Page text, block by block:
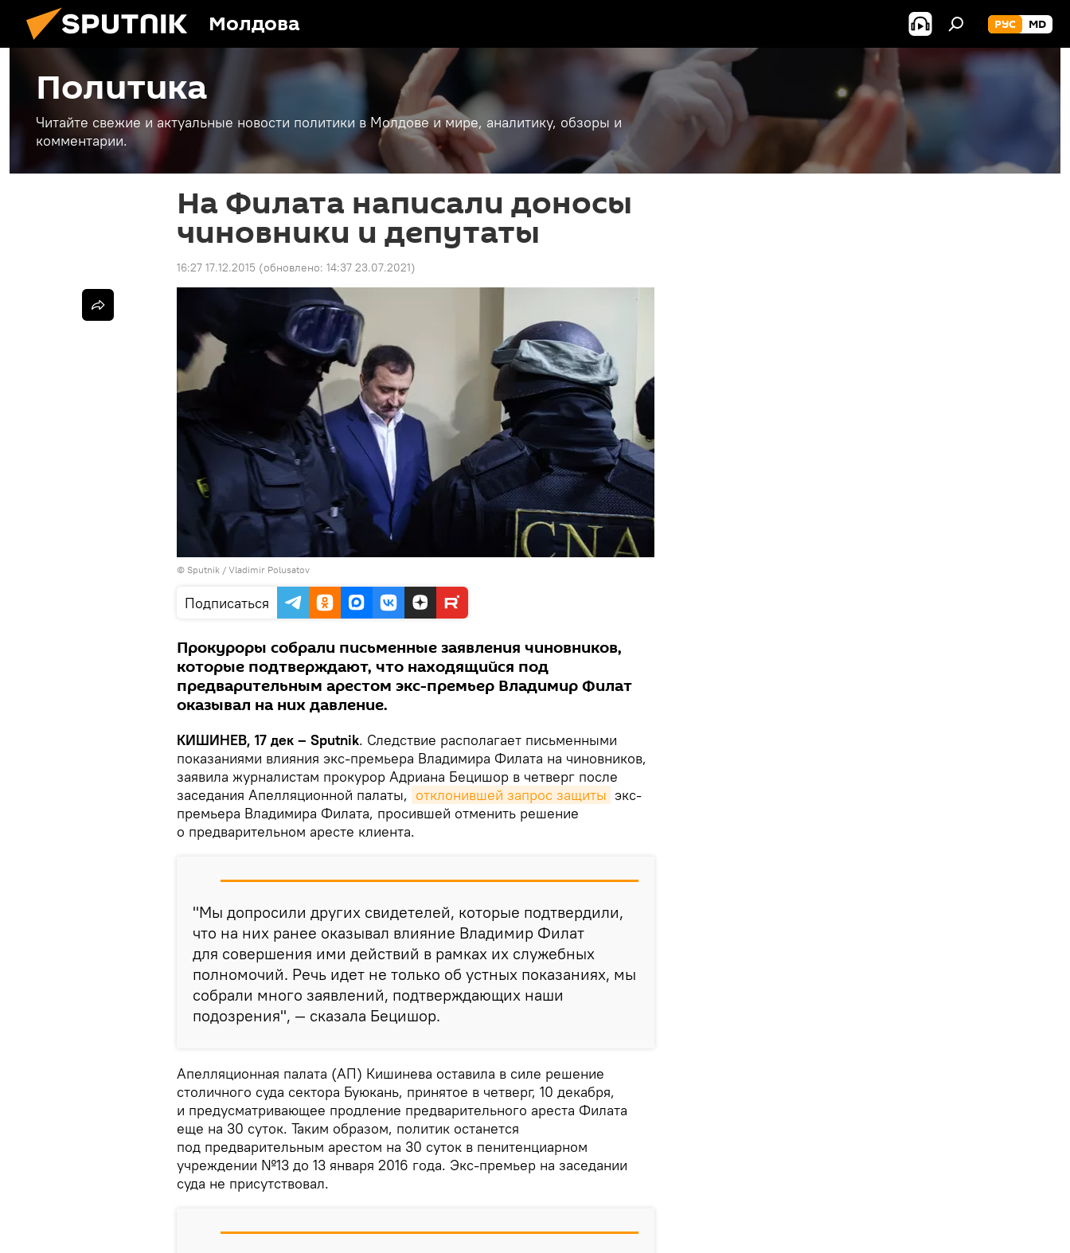
Молдова РУС MD
Политика
Читайте свежие и актуальные новости политики в Молдове и мире, аналитику, обзоры и
комментарии.
На Филата написали доносы
чиновники и депутаты
16:27 17.12.2015 (обновлено: 14:37 23.07.2021)
© Sputnik / Vladimir Polusatov
Подписаться
Прокуроры собрали письменные заявления чиновников,
которые подтверждают, что находящийся под
предварительным арестом экс-премьер Владимир Филат
оказывал на них давление.
КИШИНЕВ, 17 дек – Sputnik. Следствие располагает письменными
показаниями влияния экс-премьера Владимира Филата на чиновников,
заявила журналистам прокурор Адриана Бецишор в четверг после
заседания Апелляционной палаты, отклонившей запрос защиты экс-
премьера Владимира Филата, просившей отменить решение
о предварительном аресте клиента.
"Мы допросили других свидетелей, которые подтвердили,
что на них ранее оказывал влияние Владимир Филат
для совершения ими действий в рамках их служебных
полномочий. Речь идет не только об устных показаниях, мы
собрали много заявлений, подтверждающих наши
подозрения", — сказала Бецишор.
Апелляционная палата (АП) Кишинева оставила в силе решение
столичного суда сектора Буюкань, принятое в четверг, 10 декабря,
и предусматривающее продление предварительного ареста Филата
еще на 30 суток. Таким образом, политик останется
под предварительным арестом на 30 суток в пенитенциарном
учреждении №13 до 13 января 2016 года. Экс-премьер на заседании
суда не присутствовал.